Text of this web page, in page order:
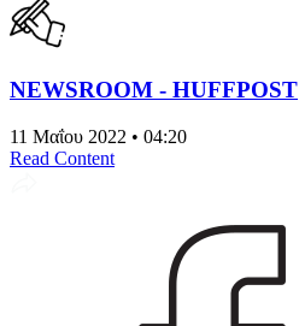
NEWSROOM - HUFFPOST
11 Μαΐου 2022 • 04:20
Read Content